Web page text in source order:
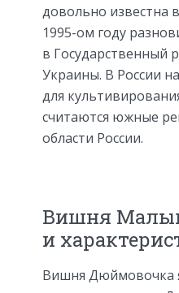
довольно известна
1995-ом году
в Государственный
Украины. В России
для
считаются южные
области России.
Вишня
и
Вишня Дюймовочка